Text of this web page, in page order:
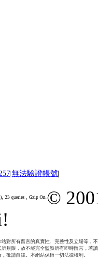
|無法驗證帳號|
23 queries , Gzip On. ©
對所有留言的真實性、完整性及立場等
規限，故不能完全監察所有即時留言，
敬請自律。本網站保留一切法律權利。